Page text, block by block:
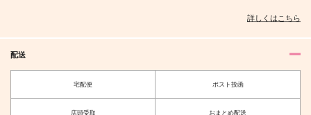
作品詳細 作品詳細
サンプル
作品詳細
詳しくはこちら
配送
宅配便 ポスト投函
店頭受取 おまとめ配送